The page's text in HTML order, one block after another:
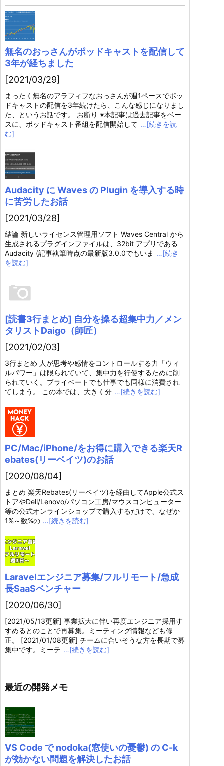
無名のおっさんがポッドキャストを配信して
3年が経ちました
[2021/03/29]
まったく無名のアラフィフなおっさんが週1ペースでポッ
ドキャストの配信を3年続けたら、こんな感じになりまし
た、というお話です。 お断り ※本記事は過去記事をベー
スに、ポッドキャスト番組を配信開始して …[続きを読
む]
Audacity に Waves の Plugin を導入する時
に苦労したお話
[2021/03/28]
結論 新しいライセンス管理用ソフト Waves Central から
生成されるプラグインファイルは、32bit アプリである
Audacity (記事執筆時点の最新版3.0.0でもいま …[続き
を読む]
[読書3行まとめ] 自分を操る超集中力／メン
タリストDaigo（師匠）
[2021/02/03]
3行まとめ 人が思考や感情をコントロールする力「ウィ
ルパワー」は限られていて、集中力を行使するために削
られていく。プライベートでも仕事でも同様に消費され
てしまう。 この本では、大きく分 …[続きを読む]
PC/Mac/iPhone/をお得に購入できる楽天R
ebates(リーベイツ)のお話
[2020/08/04]
まとめ 楽天Rebates(リーベイツ)を経由してApple公式ス
トアやDell/Lenovo/パソコン工房/マウスコンピューター
等の公式オンラインショップで購入するだけで、なぜか
1%～数%の …[続きを読む]
Laravelエンジニア募集/フルリモート/急成
長SaaSベンチャー
[2020/06/30]
[2021/05/13更新] 事業拡大に伴い再度エンジニア採用す
すめるとのことで再募集。ミーティング情報なども修
正。 [2021/01/08更新] チームに合いそうな方を長期で募
集中です。ミーテ …[続きを読む]
最近の開発メモ
VS Code で nodoka(窓使いの憂鬱) の C-k
が効かない問題を解決したお話